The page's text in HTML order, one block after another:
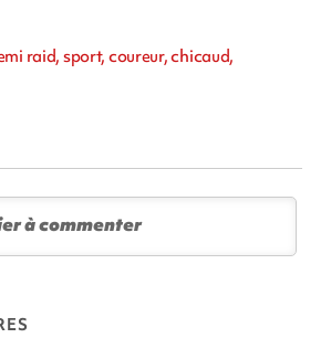
raid, sport, coureur, chicaud,